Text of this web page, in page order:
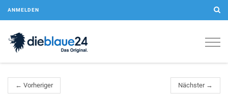
ANMELDEN
← Vorheriger Nächster →